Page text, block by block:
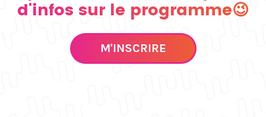
d'infos sur le programme😉
M'INSCRIRE